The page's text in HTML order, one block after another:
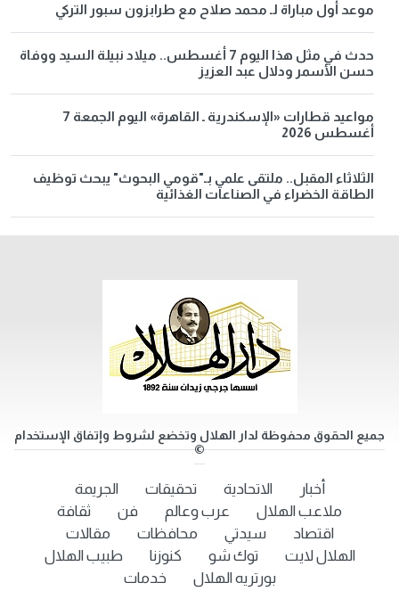
موعد أول مباراة لـ محمد صلاح مع طرابزون سبور التركي
حدث في مثل هذا اليوم 7 أغسطس.. ميلاد نبيلة السيد ووفاة
حسن الأسمر ودلال عبد العزيز
مواعيد قطارات «الإسكندرية ـ القاهرة» اليوم الجمعة 7
أغسطس 2026
الثلاثاء المقبل.. ملتقى علمي بـ"قومي البحوث" يبحث توظيف
الطاقة الخضراء في الصناعات الغذائية
جميع الحقوق محفوظة لدار الهلال وتخضع لشروط وإتفاق الإستخدام
©
أخبار الاتحادية تحقيقات
الجريمة
ملاعب الهلال
عرب وعالم فن
ثقافة
اقتصاد
سيدتي محافظات
مقالات
الهلال لايت
توك شو كنوزنا
طبيب الهلال
بورتريه الهلال
خدمات